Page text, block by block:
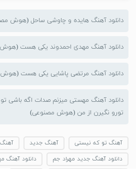
دانلود آهنگ هایده و چاوشی ساحل (هوش
دانلود آهنگ مهدی احمدوند یکی هست
دانلود آهنگ مرتضی پاشایی یکی هست
دانلود آهنگ مهستی میزنم صدات اگه باشی
تورو نگیرن از من (هوش مصنوعی)
آهنگ تو که نیستی آهنگ جدید
دانلود آهنگ جدید مهراد جم
دانلود آهنگ